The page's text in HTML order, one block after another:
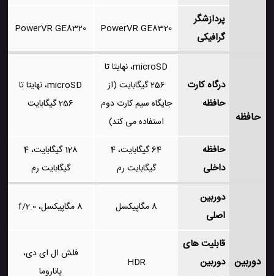
پردازشگر
گرافیکی
PowerVR GE8320
PowerVR GE8320
حافظه
درگاه کارت
حافظه
microSD، نهایتا تا
256 گیگابایت (از
جایگاه سیم کارت دوم
استفاده می کند)
microSD، نهایتا تا
256 گیگابایت
حافظه
داخلی
64 گیگابایت، 4
گیگابایت رم
128 گیگابایت، 4
گیگابایت رم
دوربین
دوربین
اصلی
8 مگاپیکسل 8 مگاپیکسل، f/2.0
قابلیت های
دوربین
HDR
فلش ال ای دی،
پاناروما